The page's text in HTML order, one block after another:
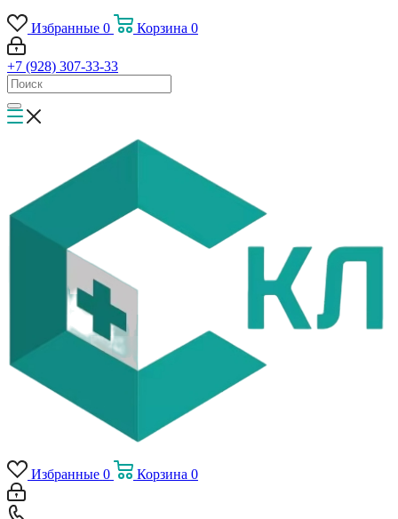
Избранные 0 Корзина 0
+7 (928) 307-33-33
Избранные 0 Корзина 0